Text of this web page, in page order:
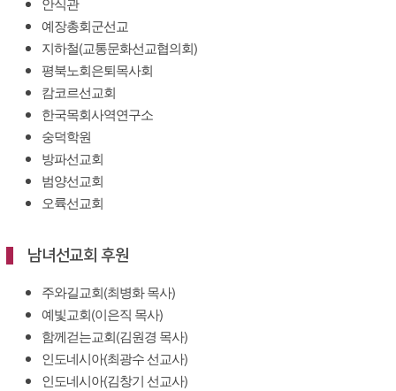
예장총회군선교
지하철(교통문화선교협의회)
평북노회은퇴목사회
캄코르선교회
한국목회사역연구소
숭덕학원
방파선교회
범양선교회
오륙선교회
남녀선교회 후원
주와길교회(최병화 목사)
예빛교회(이은직 목사)
함께걷는교회(김원경 목사)
인도네시아(최광수 선교사)
인도네시아(김창기 선교사)